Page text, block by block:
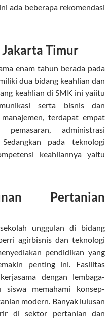
ada beberapa rekomendasi
Timur
enam tahun berada pada
dua bidang keahlian dan
keahlian di SMK ini yaiitu
serta bisnis dan
terdapat empat
administrasi
pada teknologi
keahliannya yaitu
Pertanian
unggulan di bidang
agirbisnis dan teknologi
pendidikan yang
penting ini. Fasilitas
dengan lembaga-
siswa memahami konsep-
modern. Banyak lulusan
di sektor pertanian dan